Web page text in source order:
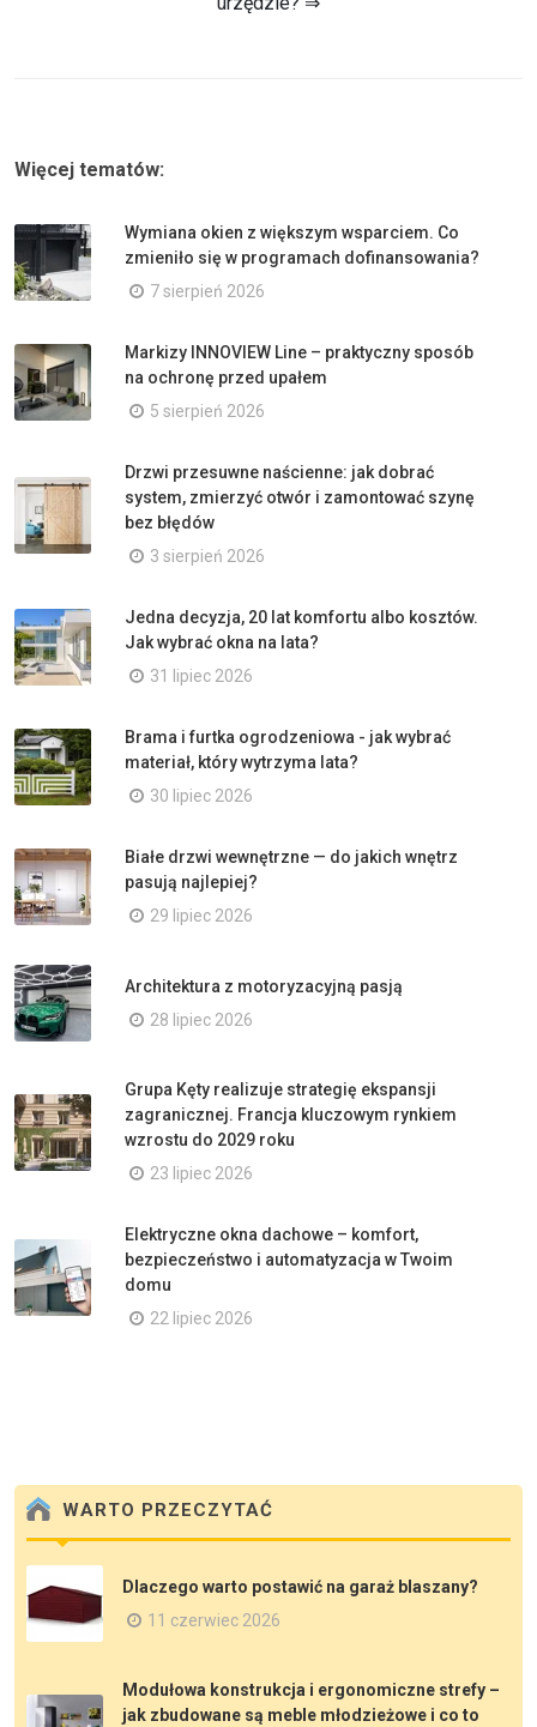
Więcej tematów:
Wymiana okien z większym wsparciem. Co
zmieniło się w programach dofinansowania?
7 sierpień 2026
Markizy INNOVIEW Line – praktyczny sposób
na ochronę przed upałem
5 sierpień 2026
Drzwi przesuwne naścienne: jak dobrać
system, zmierzyć otwór i zamontować szynę
bez błędów
3 sierpień 2026
Jedna decyzja, 20 lat komfortu albo kosztów.
Jak wybrać okna na lata?
31 lipiec 2026
Brama i furtka ogrodzeniowa - jak wybrać
materiał, który wytrzyma lata?
30 lipiec 2026
Białe drzwi wewnętrzne — do jakich wnętrz
pasują najlepiej?
29 lipiec 2026
Architektura z motoryzacyjną pasją
28 lipiec 2026
Grupa Kęty realizuje strategię ekspansji
zagranicznej. Francja kluczowym rynkiem
wzrostu do 2029 roku
23 lipiec 2026
Elektryczne okna dachowe – komfort,
bezpieczeństwo i automatyzacja w Twoim
domu
22 lipiec 2026
WARTO PRZECZYTAĆ
Dlaczego warto postawić na garaż blaszany?
11 czerwiec 2026
Modułowa konstrukcja i ergonomiczne strefy –
jak zbudowane są meble młodzieżowe i co to